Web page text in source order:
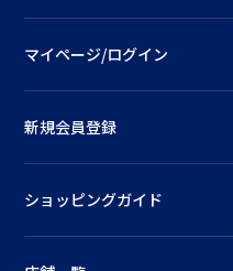
マイページ/ログイン
新規会員登録
ショッピングガイド